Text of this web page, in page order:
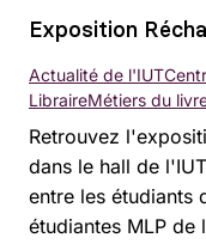
Exposition
Retrouvez
dans le hall de
entre les étudiants
étudiantes MLP de
Actualité de l'IUT
LibraireMétiers du